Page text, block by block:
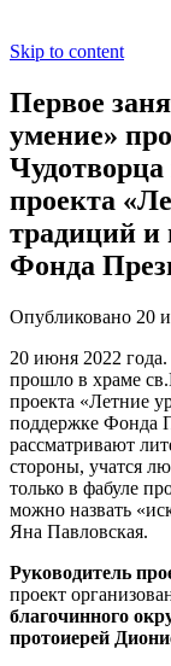
Skip to content
Первое
умение»
проекта
традиций и
Фонда
Опубликовано 20
20 июня 2022
прошло в храме
проекта «Летние
поддержке Фонда
рассматривают
стороны, учатся
только в фабуле
можно назвать
Яна Павловская.
Руководитель
проект
благочинного
протоиерей